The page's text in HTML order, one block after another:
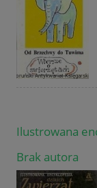
Ilustrowana
Brak autora